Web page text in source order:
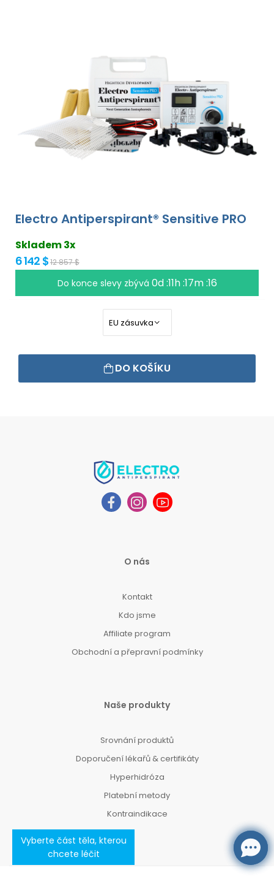
Vyberte část těla, kterou
chcete léčit
Electro Antiperspirant® Sensitive PRO
Skladem 3x
6 142 $12 857 $
Do konce slevy zbývá 0d :11h :17m :15
DO KOŠÍKU
O nás
Kontakt
Kdo jsme
Affiliate program
Obchodní a přepravní podmínky
Naše produkty
Srovnání produktů
Doporučení lékařů & certifikáty
Hyperhidróza
Platební metody
Kontraindikace